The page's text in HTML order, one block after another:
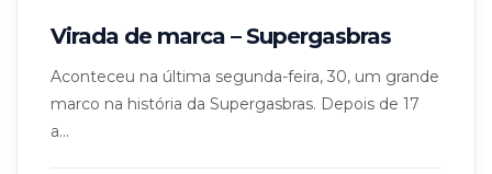
Virada de marca – Supergasbras
Aconteceu na última segunda-feira, 30, um grande
marco na história da Supergasbras. Depois de 17
a...